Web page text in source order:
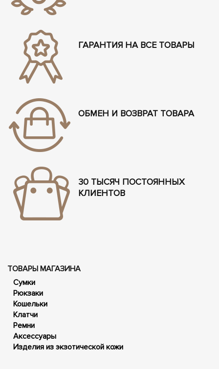
ГАРАНТИЯ НА ВСЕ ТОВАРЫ
ОБМЕН И ВОЗВРАТ ТОВАРА
30 ТЫСЯЧ ПОСТОЯННЫХ
КЛИЕНТОВ
ТОВАРЫ МАГАЗИНА
Сумки
Рюкзаки
Кошельки
Клатчи
Ремни
Аксессуары
Изделия из экзотической кожи